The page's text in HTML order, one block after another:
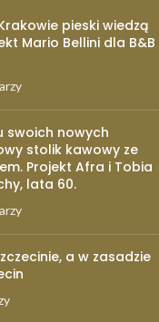
pieski wiedzą
Mario Bellini dla B&B
swoich nowych
stolik kawowy ze
Projekt Afra i Tobia
lata 60.
a w zasadzie